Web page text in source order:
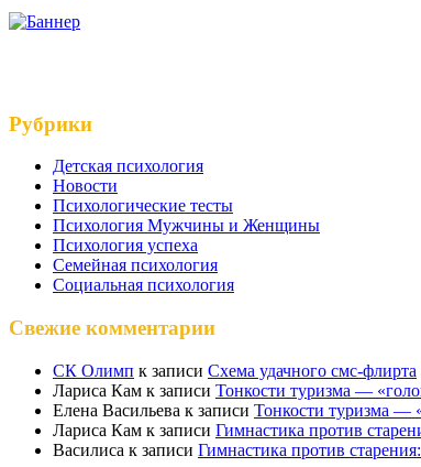
Рубрики
Детская психология
Новости
Психологические тесты
Психология Мужчины и Женщины
Психология успеха
Семейная психология
Социальная психология
Свежие комментарии
СК Олимп к записи Схема удачного смс-флирта
Лариса Кам к записи Тонкости туризма —
Елена Васильева к записи Тонкости туризма —
Лариса Кам к записи Гимнастика против
Василиса к записи Гимнастика против